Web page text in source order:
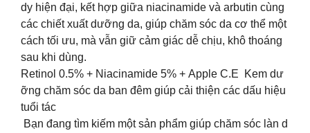
dy hiện đại, kết hợp giữa niacinamide và arbutin cùng
các chiết xuất dưỡng da, giúp chăm sóc da cơ thể một
cách tối ưu, mà vẫn giữ cảm giác dễ chịu, khô thoáng
sau khi dùng.
Retinol 0.5% + Niacinamide 5% + Apple C.E Kem dư
ỡng chăm sóc da ban đêm giúp cải thiện các dấu hiệu
tuổi tác
️ Bạn đang tìm kiếm một sản phẩm giúp chăm sóc làn d